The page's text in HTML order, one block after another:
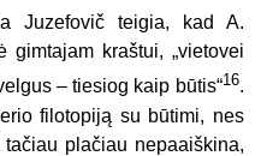
Juzefovič teigia, kad A.
kraštui, „vietovei
– tiesiog kaip būtis“16.
filotopiją su būtimi, nes
plačiau nepaaiškina,